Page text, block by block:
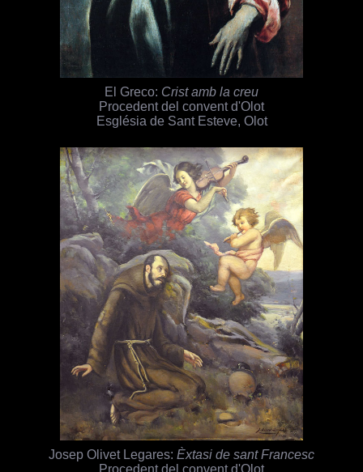
El Greco: Crist amb la creu
Procedent del convent d'Olot
Església de Sant Esteve, Olot
Josep Olivet Legares: Èxtasi de sant Francesc
Procedent del convent d'Olot